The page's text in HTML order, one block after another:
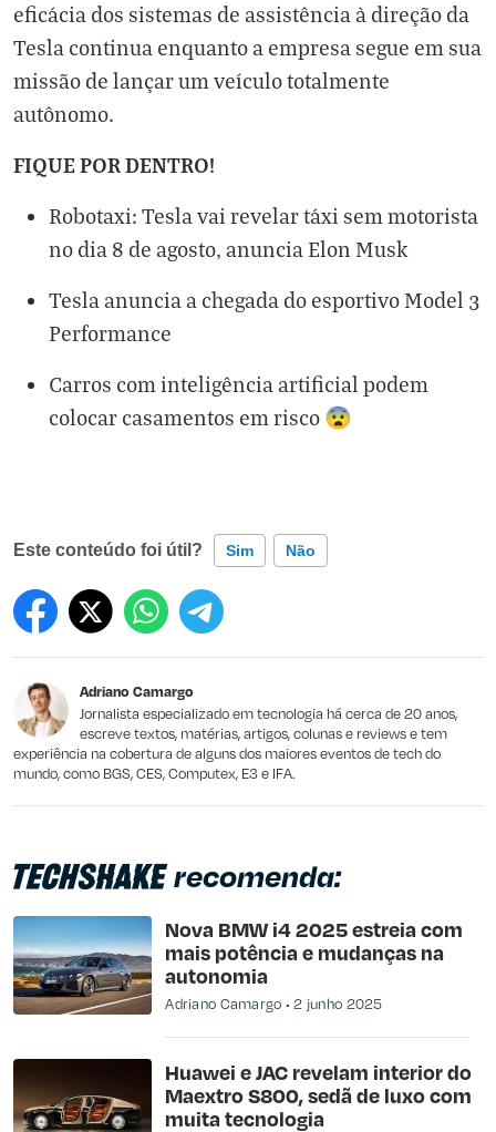
eficácia dos sistemas de assistência à direção da
Tesla continua enquanto a empresa segue em sua
missão de lançar um veículo totalmente
autônomo.
FIQUE POR DENTRO!
Robotaxi: Tesla vai revelar táxi sem motorista
no dia 8 de agosto, anuncia Elon Musk
Tesla anuncia a chegada do esportivo Model 3
Performance
Carros com inteligência artificial podem
colocar casamentos em risco 😨
Este conteúdo foi útil? Sim Não
Este conteúdo contém informação incorreta
Outro
Adriano Camargo
Jornalista especializado em tecnologia há cerca de 20 anos,
escreve textos, matérias, artigos, colunas e reviews e tem
experiência na cobertura de alguns dos maiores eventos de tech do
mundo, como BGS, CES, Computex, E3 e IFA.
recomenda:
Nova BMW i4 2025 estreia com
mais potência e mudanças na
autonomia
Adriano Camargo 2 junho 2025
Huawei e JAC revelam interior do
Maextro S800, sedã de luxo com
muita tecnologia